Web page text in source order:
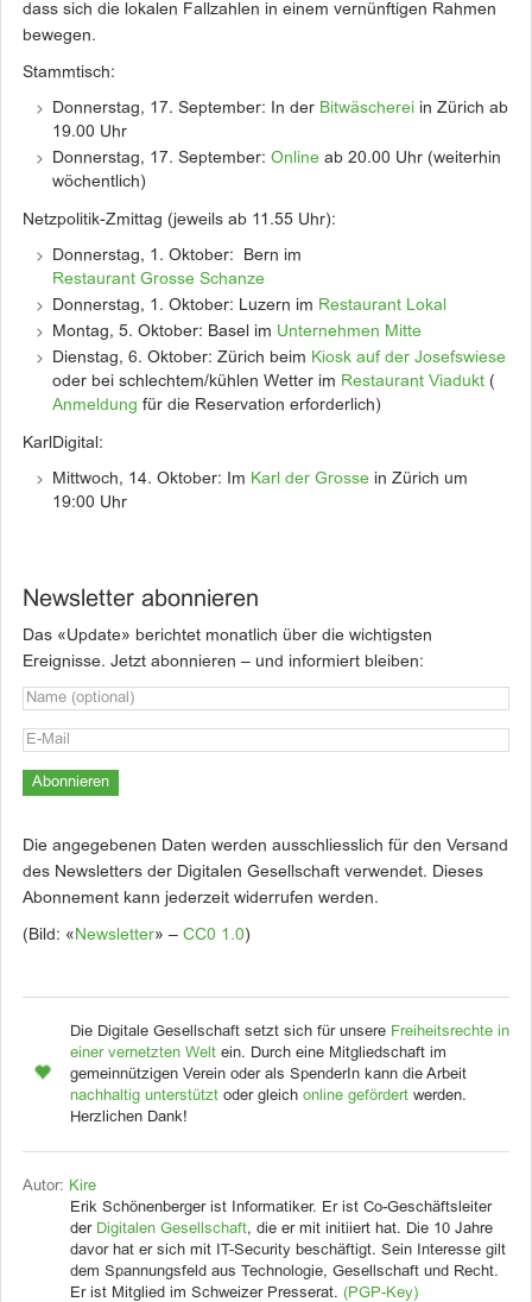
dass sich die lokalen Fallzahlen in einem vernünftigen Rahmen
bewegen.
Stammtisch:
Donnerstag, 17. September: In der Bitwäscherei in Zürich ab
19.00 Uhr
Donnerstag, 17. September: Online ab 20.00 Uhr (weiterhin
wöchentlich)
Netzpolitik-Zmittag (jeweils ab 11.55 Uhr):
Donnerstag, 1. Oktober: Bern im
Restaurant Grosse Schanze
Donnerstag, 1. Oktober: Luzern im Restaurant Lokal
Montag, 5. Oktober: Basel im Unternehmen Mitte
Dienstag, 6. Oktober: Zürich beim Kiosk auf der Josefswiese
oder bei schlechtem/kühlen Wetter im Restaurant Viadukt (
Anmeldung für die Reservation erforderlich)
KarlDigital:
Mittwoch, 14. Oktober: Im Karl der Grosse in Zürich um
19:00 Uhr
Newsletter abonnieren
Das «Update» berichtet monatlich über die wichtigsten
Ereignisse. Jetzt abonnieren – und informiert bleiben:
Die angegebenen Daten werden ausschliesslich für den Versand
des Newsletters der Digitalen Gesellschaft verwendet. Dieses
Abonnement kann jederzeit widerrufen werden.
(Bild: « Newsletter» – CC0 1.0)
Die Digitale Gesellschaft setzt sich für unsere Freiheitsrechte in
einer vernetzten Welt ein. Durch eine Mitgliedschaft im
gemeinnützigen Verein oder als SpenderIn kann die Arbeit
nachhaltig unterstützt oder gleich online gefördert werden.
Herzlichen Dank!
Autor: Kire
Erik Schönenberger ist Informatiker. Er ist Co-Geschäftsleiter
der Digitalen Gesellschaft, die er mit initiiert hat. Die 10 Jahre
davor hat er sich mit IT-Security beschäftigt. Sein Interesse gilt
dem Spannungsfeld aus Technologie, Gesellschaft und Recht.
Er ist Mitglied im Schweizer Presserat. (PGP-Key)